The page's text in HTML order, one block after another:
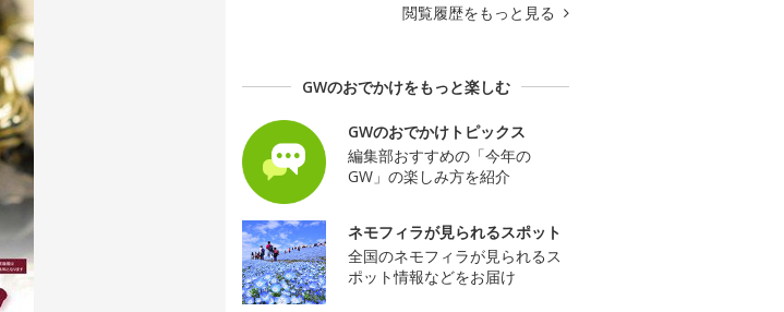
閲覧履歴をもっと見る
GWのおでかけをもっと楽しむ
GWのおでかけトピックス
編集部おすすめの「今年の
GW」の楽しみ方を紹介
ネモフィラが見られるスポット
全国のネモフィラが見られるス
ポット情報などをお届け